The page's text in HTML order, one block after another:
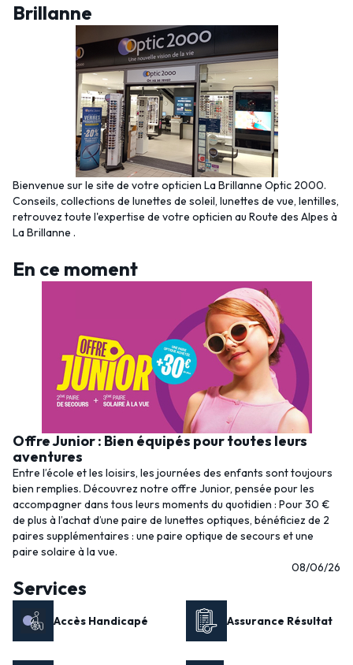
Brillanne
Bienvenue sur le site de votre opticien La Brillanne Optic 2000.
Conseils, collections de lunettes de soleil, lunettes de vue, lentilles,
retrouvez toute l'expertise de votre opticien au Route des Alpes à
La Brillanne .
En ce moment
Offre Junior : Bien équipés pour toutes leurs
aventures
Entre l’école et les loisirs, les journées des enfants sont toujours
bien remplies. Découvrez notre offre Junior, pensée pour les
accompagner dans tous leurs moments du quotidien : Pour 30 €
de plus à l’achat d’une paire de lunettes optiques, bénéficiez de 2
paires supplémentaires : une paire optique de secours et une
paire solaire à la vue.
08/06/26
Services
Accès Handicapé Assurance Résultat